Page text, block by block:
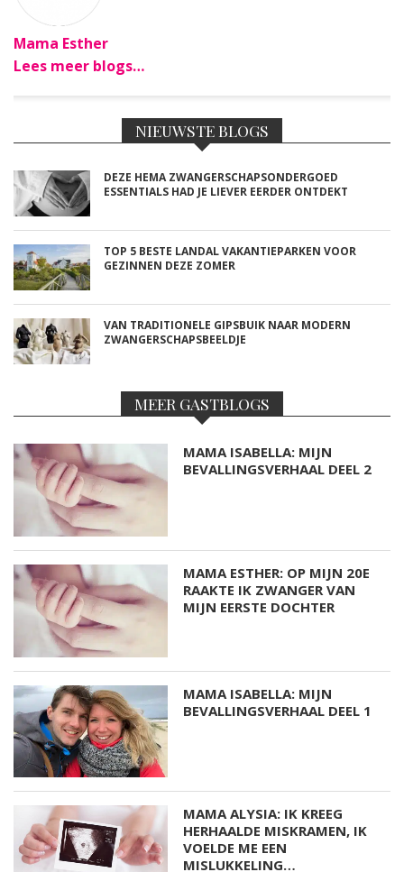
Mama Esther
Lees meer blogs…
NIEUWSTE BLOGS
DEZE HEMA ZWANGERSCHAPSONDERGOED
ESSENTIALS HAD JE LIEVER EERDER ONTDEKT
TOP 5 BESTE LANDAL VAKANTIEPARKEN VOOR
GEZINNEN DEZE ZOMER
VAN TRADITIONELE GIPSBUIK NAAR MODERN
ZWANGERSCHAPSBEELDJE
MEER GASTBLOGS
MAMA ISABELLA: MIJN
BEVALLINGSVERHAAL DEEL 2
MAMA ESTHER: OP MIJN 20E
RAAKTE IK ZWANGER VAN
MIJN EERSTE DOCHTER
MAMA ISABELLA: MIJN
BEVALLINGSVERHAAL DEEL 1
MAMA ALYSIA: IK KREEG
HERHAALDE MISKRAMEN, IK
VOELDE ME EEN
MISLUKKELING…